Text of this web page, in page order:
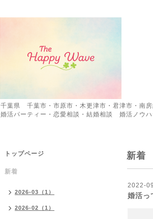
千葉県 千葉市・市原市・木更津市・君津市・南房
婚活パーティー・恋愛相談・結婚相談 婚活ノウハ
新着
2022-
婚活っ
トップページ
新着
2026-03（1）
2026-02（1）